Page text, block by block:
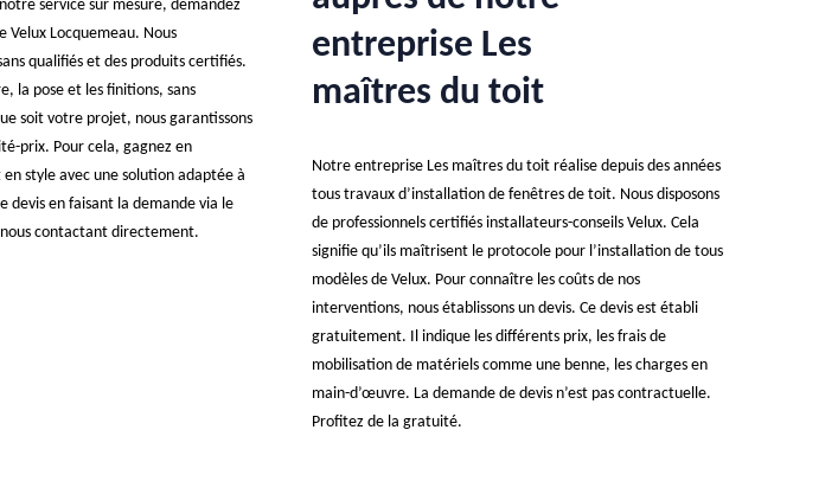
service sur mesure, demandez
Velux Locquemeau. Nous
qualifiés et des produits certifiés.
la pose et les finitions, sans
soit votre projet, nous garantissons
prix. Pour cela, gagnez en
style avec une solution adaptée à
devis en faisant la demande via le
contactant directement.
entreprise Les
maîtres du toit
Notre entreprise Les maîtres du toit réalise depuis des années
tous travaux d’installation de fenêtres de toit. Nous disposons
de professionnels certifiés installateurs-conseils Velux. Cela
signifie qu’ils maîtrisent le protocole pour l’installation de tous
modèles de Velux. Pour connaître les coûts de nos
interventions, nous établissons un devis. Ce devis est établi
gratuitement. Il indique les différents prix, les frais de
mobilisation de matériels comme une benne, les charges en
main-d’œuvre. La demande de devis n’est pas contractuelle.
Profitez de la gratuité.